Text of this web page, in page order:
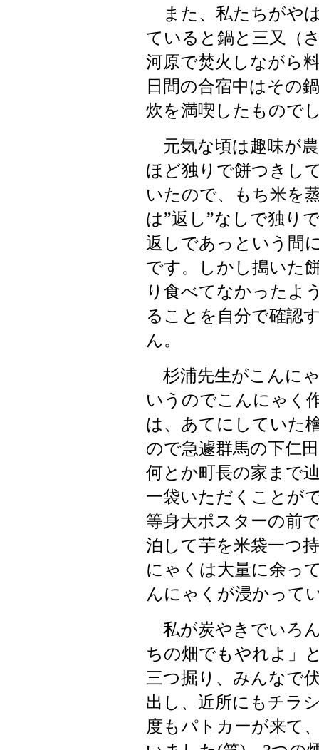
また、私たちがや
ていると鍋と三又（
河原で焚火しながら
日間の合宿中はその
炊を満喫したもので
元気な頃は趣味が
ほど独りで餅つきし
いたので、もち米を
は”返し”なしで独り
返しであっという間
です。しかし搗いた
り食べてなかったよ
ることを自分で確認
ん。
杉浦先生がこんに
いうのでこんにゃく
は、あてにしていた
ので急遽群馬の下仁
何とか町長の家まで
一袋いただくことが
等身大ポスターの前
泊して芋を米袋一つ
にゃくは大量に余っ
んにゃくが浸かって
私が炭やきでいろ
ちの畑でもやれよ」
三つ掘り、みんなで
出し、近所にもチラ
度もパトカーが来て